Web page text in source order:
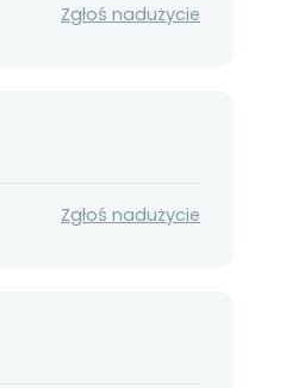
Zgłoś nadużycie
Zgłoś nadużycie